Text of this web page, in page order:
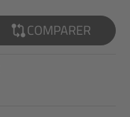
COMPARER